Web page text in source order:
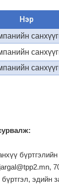
Нэр
бүртгэлийн
эдийн